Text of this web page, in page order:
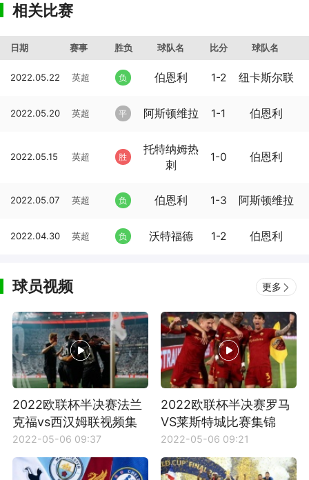
相关比赛
日期 赛事 胜负 球队名 比分 球队名
2022.05.22 英超 负 伯恩利 1-2 纽卡斯尔联
2022.05.20 英超 平 阿斯顿维拉 1-1 伯恩利
2022.05.15 英超 胜
托特纳姆热
刺
1-0 伯恩利
2022.05.07 英超 负 伯恩利 1-3 阿斯顿维拉
2022.04.30 英超 负 沃特福德 1-2 伯恩利
球员视频 更多
2022欧联杯半决赛法兰
克福vs西汉姆联视频集
锦
2022-05-06 09:37
2022欧联杯半决赛罗马
VS莱斯特城比赛集锦
2022-05-06 09:21